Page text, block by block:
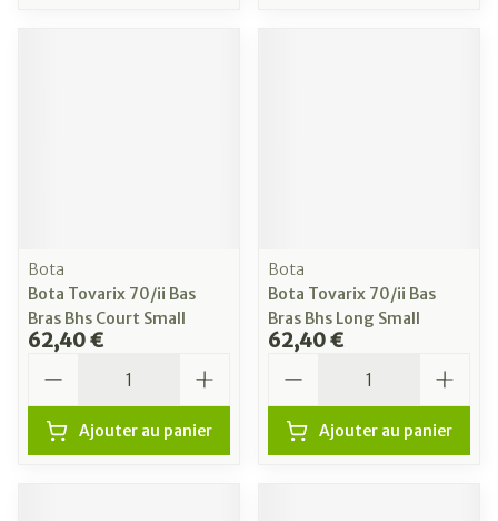
Bota
Bota Tovarix 70/ii Bas
Bras Bhs Court Small
62,40 €
Ajouter au panier
Bota
Bota Tovarix 70/ii Bas
Bras Bhs Long Small
62,40 €
Ajouter au panier